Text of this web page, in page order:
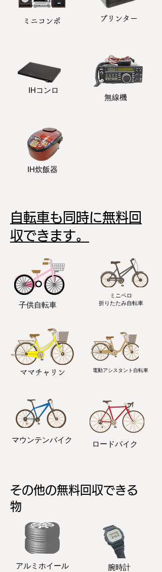
​ミニコンポ プリンター
​IHコンロ
無線機
IH炊飯器
自転車も同時に無料回
収できます。
子供自転車
ミニペロ
​折りたたみ自転車
ママチャリン 電動アシスタント自転車
マウンテンバイク ロードバイク
その他の無料回収できる
物
アルミホイール ​腕時計